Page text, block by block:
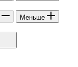
Меньше